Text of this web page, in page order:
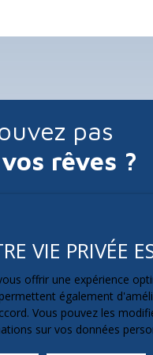
mois. Agent commercial
pas
rêves ?
chances
instantanément par
de recherches.
VIE PRIVÉE
offrir une expérience
également
Vous pouvez les
sur vos données